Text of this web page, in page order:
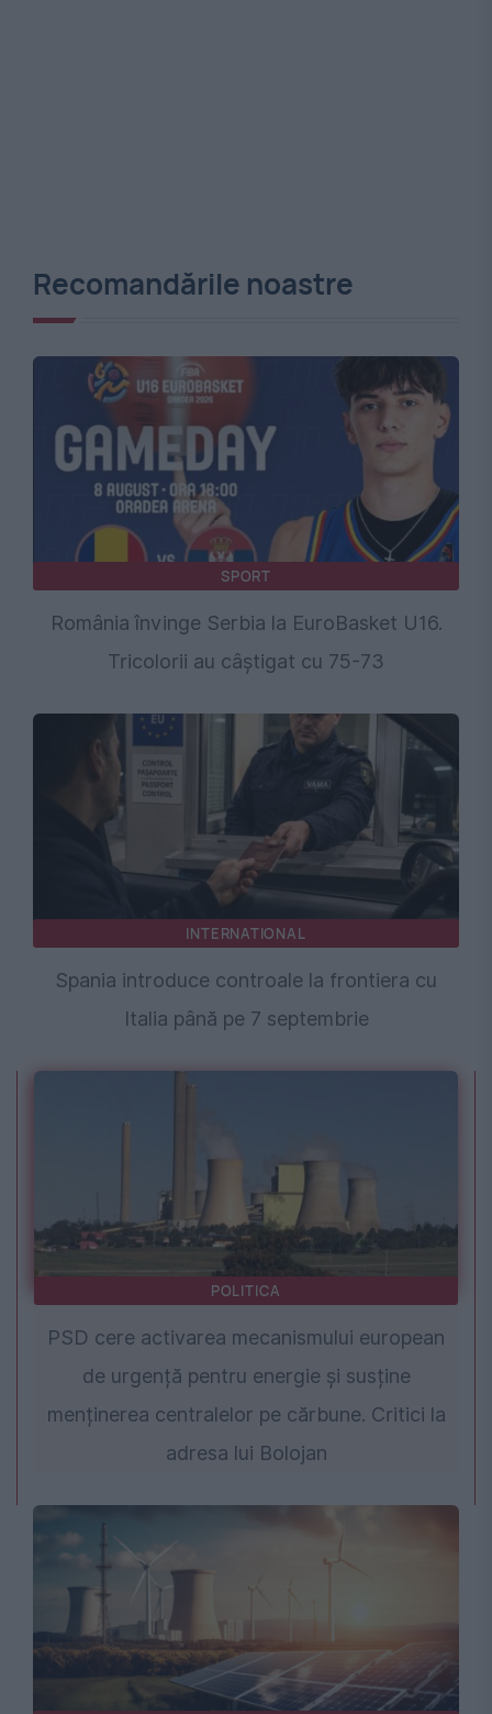
Recomandările noastre
SPORT
România învinge Serbia la EuroBasket U16.
Tricolorii au câștigat cu 75-73
INTERNATIONAL
Spania introduce controale la frontiera cu
Italia până pe 7 septembrie
POLITICA
PSD cere activarea mecanismului european
de urgență pentru energie și susține
menținerea centralelor pe cărbune. Critici la
adresa lui Bolojan